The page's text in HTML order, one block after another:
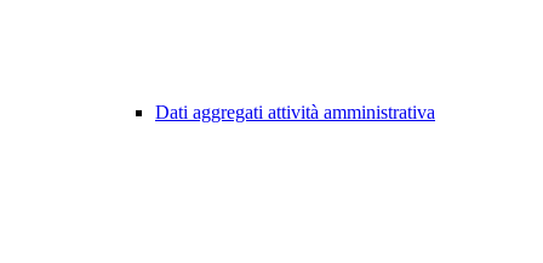
Dati aggregati attività amministrativa